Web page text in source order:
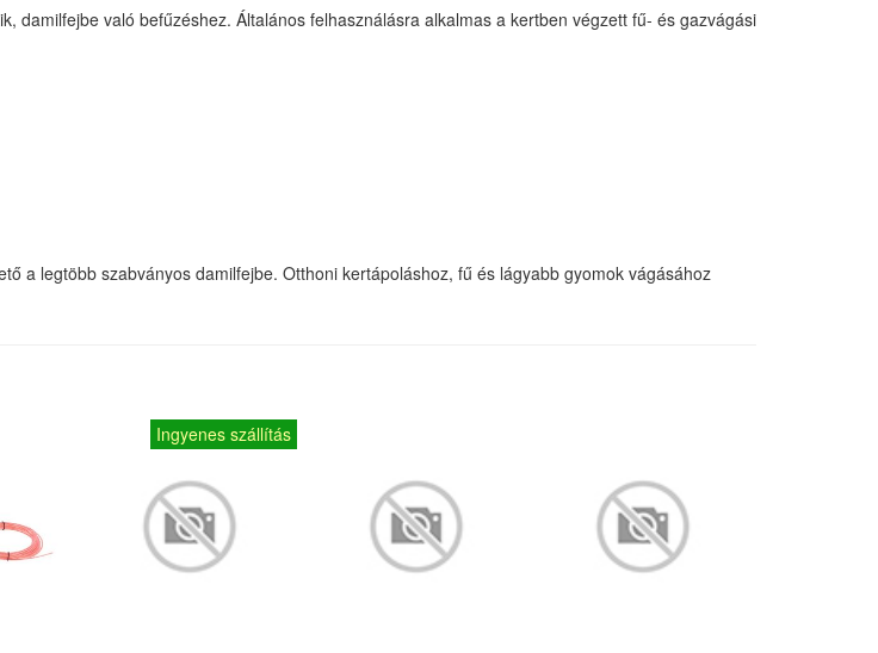
damilfejbe való befűzéshez. Általános felhasználásra alkalmas a kertben végzett fű- és gazvágási
a legtöbb szabványos damilfejbe. Otthoni kertápoláshoz, fű és lágyabb gyomok vágásához
Ingyenes szállítás